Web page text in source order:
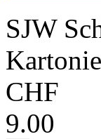
SJW
CHF
9.00